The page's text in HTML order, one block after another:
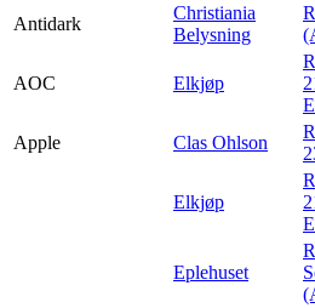
Antidark
Christiania
Belysning
AOC Elkjøp
Apple
Clas Ohlson
Elkjøp
Eplehuset